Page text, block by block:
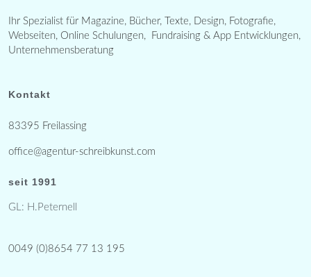
Ihr Spezialist für Magazine, Bücher, Texte, Design, Fotografie,
Webseiten, Online Schulungen, Fundraising & App Entwicklungen,
Unternehmensberatung
Kontakt
83395 Freilassing
office@agentur-schreibkunst.com
seit 1991
GL: H.Peternell
0049 (0)8654 77 13 195